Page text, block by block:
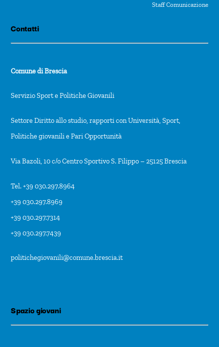
Staff Comunicazione
Contatti
Comune di Brescia
Servizio Sport e Politiche Giovanili
Settore Diritto allo studio, rapporti con Università, Sport,
Politiche giovanili e Pari Opportunità
Via Bazoli, 10 c/o Centro Sportivo S. Filippo – 25125 Brescia
Tel. +39 030.297.8964
+39 030.297.8969
+39 030.297.7314
+39 030.297.7439
politichegiovanili@comune.brescia.it
Spazio giovani